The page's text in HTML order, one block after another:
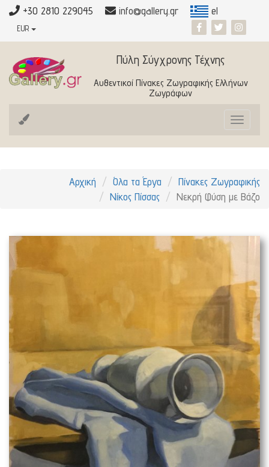
+30 2810 229045 info@gallery.gr el
EUR
Πύλη Σύγχρονης Τέχνης
Αυθεντικοί Πίνακες Ζωγραφικής Ελλήνων
Ζωγράφων
Toggle
Αρχική Όλα τα Έργα
Πίνακες Ζωγραφικής
Νίκος Πίσσας
Νεκρή Φύση με Βάζο